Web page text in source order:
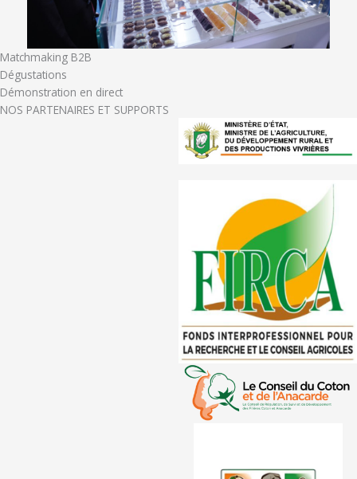
Matchmaking B2B
Dégustations
Démonstration en direct
NOS PARTENAIRES ET SUPPORTS